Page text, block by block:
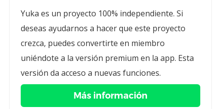
Yuka es un proyecto 100% independiente. Si
deseas ayudarnos a hacer que este proyecto
crezca, puedes convertirte en miembro
uniéndote a la versión premium en la app. Esta
versión da acceso a nuevas funciones.
Más información